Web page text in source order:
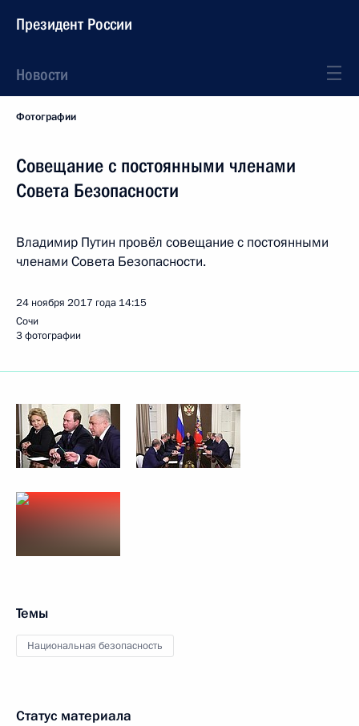
Президент России
Новости
Фотографии
Совещание с постоянными членами
Совета Безопасности
Владимир Путин провёл совещание с постоянными
членами Совета Безопасности.
24 ноября 2017 года 14:15
Сочи
3 фотографии
Темы
Национальная безопасность
Статус материала